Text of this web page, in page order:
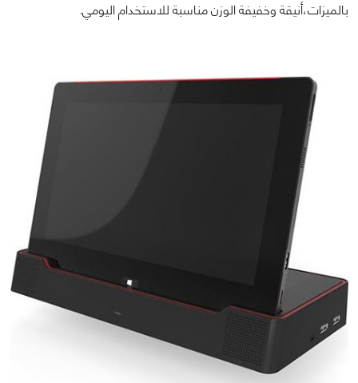
بالميزات،أنيقة وخفيفة الوزن مناسبة للاستخدام اليومي.